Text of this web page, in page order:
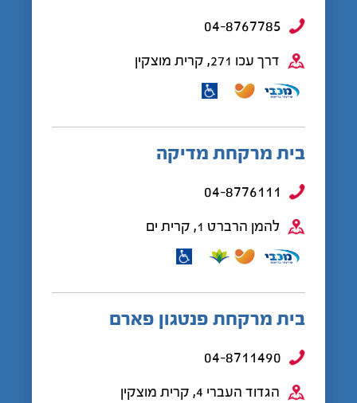
04-8767785
דרך עכו 271, קרית מוצקין
בית מרקחת מדיקה
04-8776111
להמן הרברט 1, קרית ים
בית מרקחת פנטגון פארם
04-8711490
הגדוד העברי 4, קרית מוצקין